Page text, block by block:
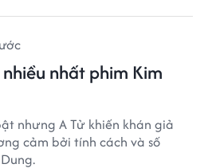
nhất phim Kim
nhưng A Tử khiến khán giả
cảm bởi tính cách và số